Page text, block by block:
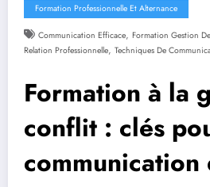
Formation Professionnelle Et Alternance
Communication Efficace, Formation Gestion
Relation Professionnelle, Techniques De
Formation à la
conflit : clés
communication